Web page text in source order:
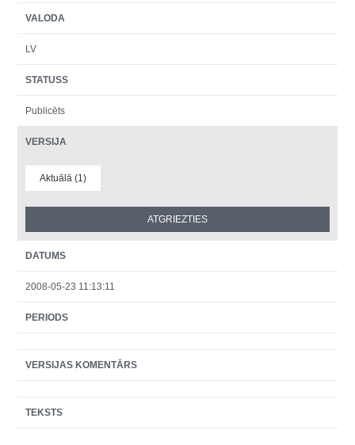
VALODA
LV
STATUSS
Publicēts
VERSIJA
Aktuālā (1)
DATUMS
2008-05-23 11:13:11
PERIODS
VERSIJAS KOMENTĀRS
TEKSTS